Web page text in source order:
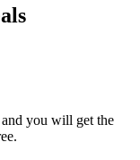
you will get the